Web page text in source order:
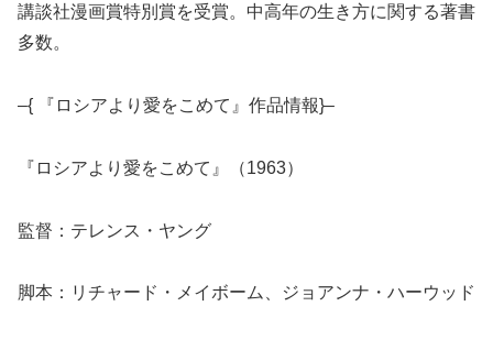
講談社漫画賞特別賞を受賞。中高年の生き方に関する著書
多数。
–{ 『ロシアより愛をこめて』作品情報}–
『ロシアより愛をこめて』（1963）
監督：テレンス・ヤング
脚本：リチャード・メイボーム、ジョアンナ・ハーウッド